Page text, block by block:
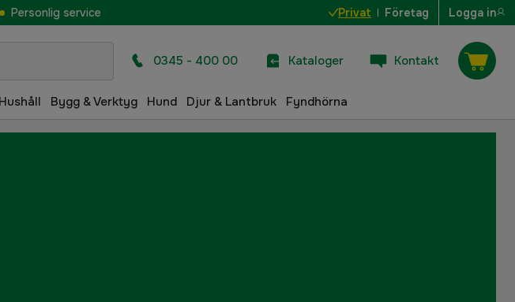
Personlig service Privat Företag Logga in
0345 - 400 00 Kataloger Kontakt
Bygg & Verktyg Hund Djur & Lantbruk Fyndhörna